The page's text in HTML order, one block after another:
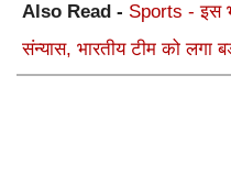
Also Read - Sports - इस
संन्यास, भारतीय टीम को लगा